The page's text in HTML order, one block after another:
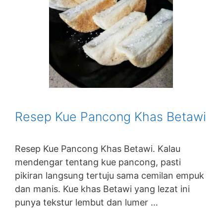
Resep Kue Pancong Khas Betawi
Resep Kue Pancong Khas Betawi. Kalau
mendengar tentang kue pancong, pasti
pikiran langsung tertuju sama cemilan empuk
dan manis. Kue khas Betawi yang lezat ini
punya tekstur lembut dan lumer …